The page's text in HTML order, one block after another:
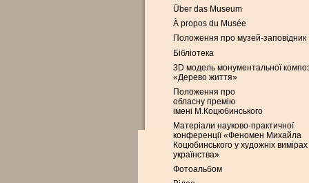
Über das Museum
À propos du Musée
Положення про музей-заповідник
Бібліотека
3D модель монументальної
«Дерево життя»
Положення про
обласну премію
імені М.Коцюбинського
Матеріали науково-практичної
конференції «Феномен Михайла
Коцюбинського у художніх вимірах
українства»
Фотоальбом